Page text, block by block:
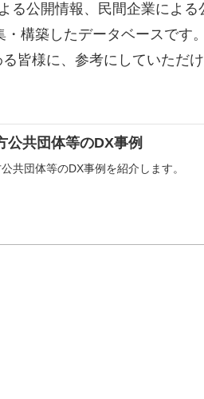
る公開情報、民間企業による
構築したデータベースです。
皆様に、参考にしていただ
公共団体等のDX事例
共団体等のDX事例を紹介します。